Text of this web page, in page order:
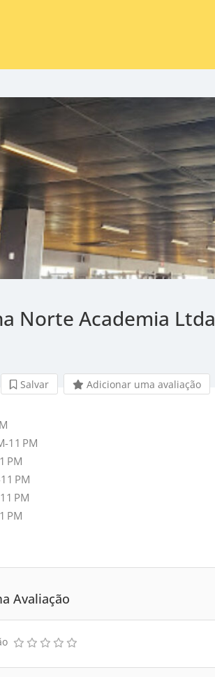
Norte Academia Ltda
Salvar Adicionar uma avaliação
11 PM
PM
PM
PM
PM
Avaliação